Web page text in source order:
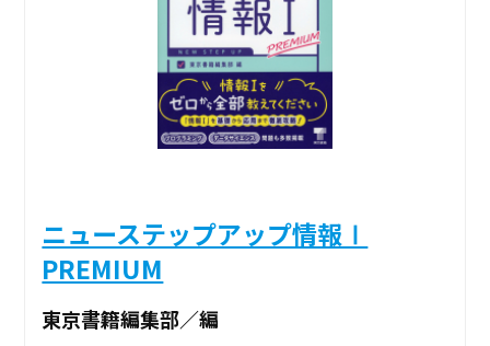
ニューステップアップ情報Ⅰ
PREMIUM
東京書籍編集部／編